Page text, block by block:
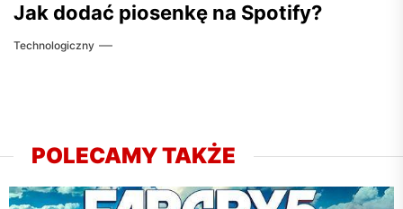
Jak dodać piosenkę na Spotify?
Technologiczny
POLECAMY TAKŻE